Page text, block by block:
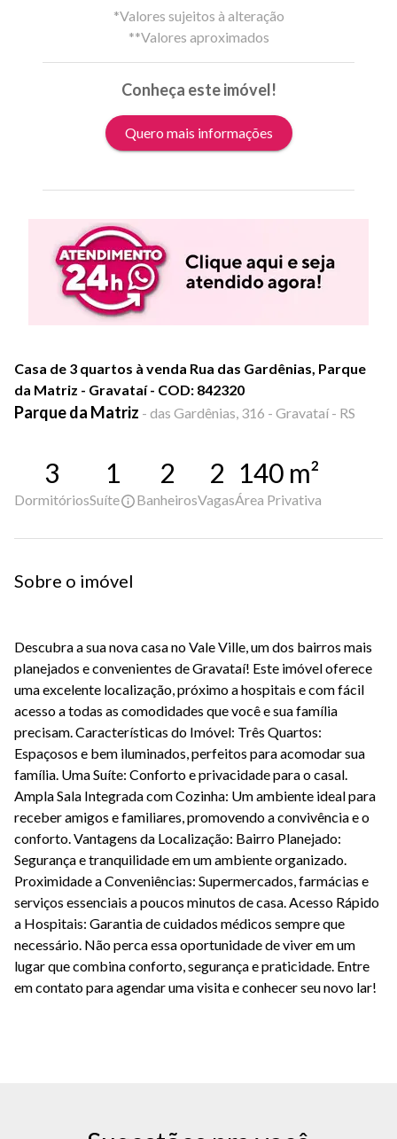
*Valores sujeitos à alteração
**Valores aproximados
Conheça este imóvel!
Quero mais informações
Casa de 3 quartos à venda Rua das Gardênias, Parque
da Matriz - Gravataí - COD: 842320
Parque da Matriz - das Gardênias, 316 - Gravataí - RS
3
Dormitórios
1
Suíte
2
Banheiros
2
Vagas
140 m²
Área Privativa
Sobre o imóvel
Descubra a sua nova casa no Vale Ville, um dos bairros mais
planejados e convenientes de Gravataí! Este imóvel oferece
uma excelente localização, próximo a hospitais e com fácil
acesso a todas as comodidades que você e sua família
precisam. Características do Imóvel: Três Quartos:
Espaçosos e bem iluminados, perfeitos para acomodar sua
família. Uma Suíte: Conforto e privacidade para o casal.
Ampla Sala Integrada com Cozinha: Um ambiente ideal para
receber amigos e familiares, promovendo a convivência e o
conforto. Vantagens da Localização: Bairro Planejado:
Segurança e tranquilidade em um ambiente organizado.
Proximidade a Conveniências: Supermercados, farmácias e
serviços essenciais a poucos minutos de casa. Acesso Rápido
a Hospitais: Garantia de cuidados médicos sempre que
necessário. Não perca essa oportunidade de viver em um
lugar que combina conforto, segurança e praticidade. Entre
em contato para agendar uma visita e conhecer seu novo lar!